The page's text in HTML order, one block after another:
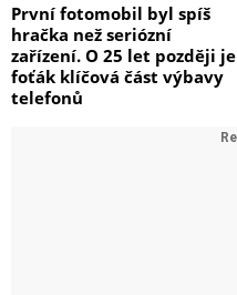
První fotomobil byl spíš
hračka než seriózní
zařízení. O 25 let později je
foťák klíčová část výbavy
telefonů